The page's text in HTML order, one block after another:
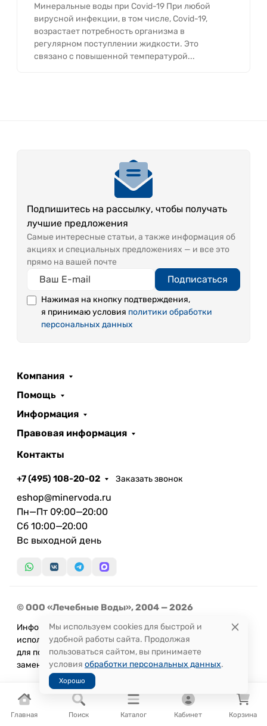
Главная Поиск Каталог Кабинет Корзина
Минеральные воды при Covid-19 При любой
вирусной инфекции, в том числе, Covid-19,
возрастает потребность организма в
регулярном поступлении жидкости. Это
связано с повышенной температурой...
Подпишитесь на рассылку, чтобы получать
лучшие предложения
Самые интересные статьи, а также информация об
акциях и специальных предложениях — и все это
прямо на вашей почте
Подписаться
Нажимая на кнопку подтверждения,
я принимаю условия политики обработки
персональных данных
Компания
Помощь
Информация
Правовая информация
Контакты
+7 (495) 108-20-02 Заказать звонок
eshop@minervoda.ru
Пн—Пт 09:00—20:00
Сб 10:00—20:00
Вс выходной день
© ООО «Лечебные Воды», 2004 — 2026
Информация, представленная на сайте, не может быть
использована
для постановки диагноза или назначения лечения и не
заменяет прием врача.
Мы используем cookies для быстрой и
удобной работы сайта. Продолжая
пользоваться сайтом, вы принимаете
условия обработки персональных данных.
Хорошо